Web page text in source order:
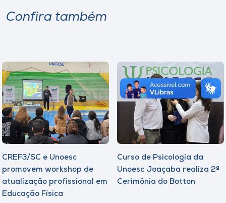
Confira também
CREF3/SC e Unoesc
promovem workshop de
atualização profissional em
Educação Física
Curso de Psicologia da
Unoesc Joaçaba realiza 2ª
Cerimônia do Botton